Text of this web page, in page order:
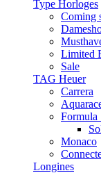
Type Horloges
Coming
Limited
Sale
TAG Heuer
Carrera
Formula
Monaco
Longines